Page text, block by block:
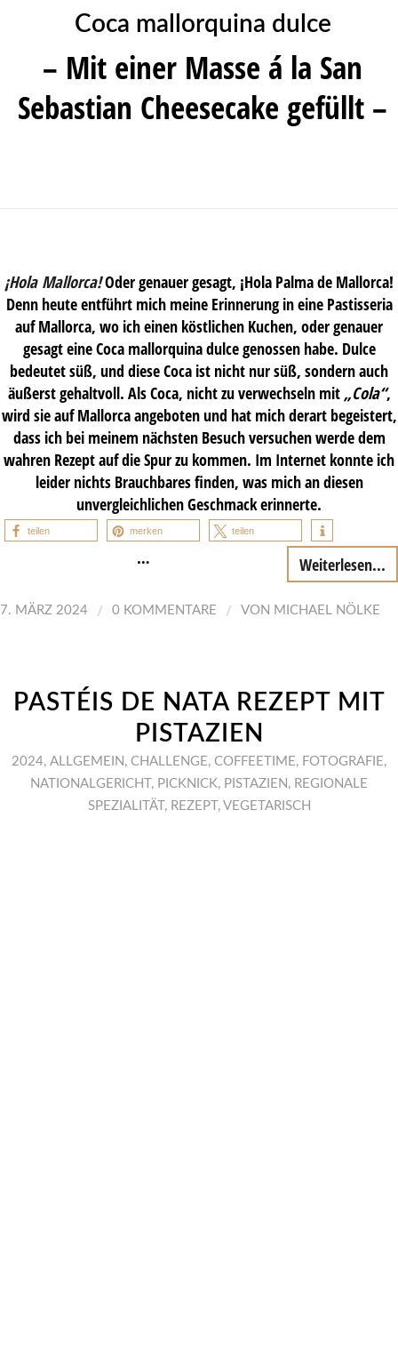
Coca mallorquina dulce
– Mit einer Masse á la San
Sebastian Cheesecake gefüllt –
¡Hola Mallorca!Oder genauer gesagt, ¡Hola Palma de Mallorca!
Denn heute entführt mich meine Erinnerung in eine Pastisseria
auf Mallorca, wo ich einen köstlichen Kuchen, oder genauer
gesagt eine Coca mallorquina dulce genossen habe. Dulce
bedeutet süß, und diese Coca ist nicht nur süß, sondern auch
äußerst gehaltvoll. Als Coca, nicht zu verwechseln mit „Cola“,
wird sie auf Mallorca angeboten und hat mich derart begeistert,
dass ich bei meinem nächsten Besuch versuchen werde dem
wahren Rezept auf die Spur zu kommen. Im Internet konnte ich
leider nichts Brauchbares finden, was mich an diesen
unvergleichlichen Geschmack erinnerte.
teilen merken teilen
… Weiterlesen...
7. MÄRZ 2024 / 0 KOMMENTARE / VON MICHAEL NÖLKE
PASTÉIS DE NATA REZEPT MIT
PISTAZIEN
2024, ALLGEMEIN , CHALLENGE, COFFEETIME, FOTOGRAFIE,
NATIONALGERICHT, PICKNICK, PISTAZIEN , REGIONALE
SPEZIALITÄT, REZEPT, VEGETARISCH